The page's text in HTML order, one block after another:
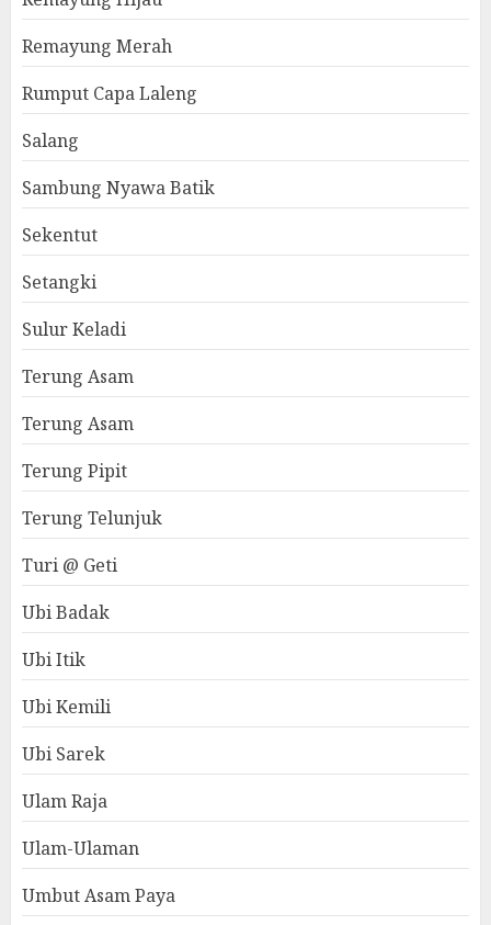
Remayung Merah
Rumput Capa Laleng
Salang
Sambung Nyawa Batik
Sekentut
Setangki
Sulur Keladi
Terung Asam
Terung Asam
Terung Pipit
Terung Telunjuk
Turi @ Geti
Ubi Badak
Ubi Itik
Ubi Kemili
Ubi Sarek
Ulam Raja
Ulam-Ulaman
Umbut Asam Paya